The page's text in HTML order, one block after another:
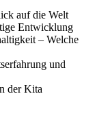
auf die Welt
Entwicklung
– Welche
und
der Kita